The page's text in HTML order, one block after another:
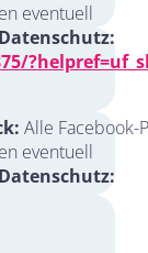
eventuell
Datenschutz:
Alle Facebook-
eventuell
Datenschutz: